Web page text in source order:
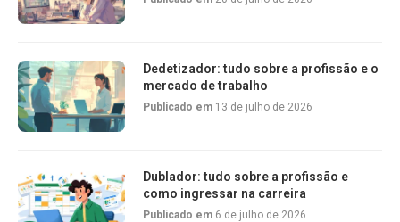
Dedetizador: tudo sobre a profissão e o
mercado de trabalho
Publicado em 13 de julho de 2026
Dublador: tudo sobre a profissão e
como ingressar na carreira
Publicado em 6 de julho de 2026